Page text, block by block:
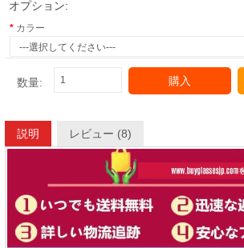
オプション:
カラー
数量: 購入
説明 レビュー (8)